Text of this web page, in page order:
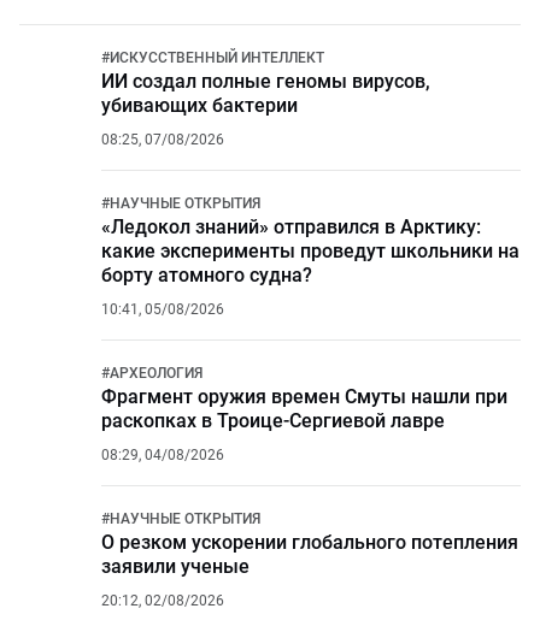
#ИСКУССТВЕННЫЙ ИНТЕЛЛЕКТ
ИИ создал полные геномы вирусов,
убивающих бактерии
08:25, 07/08/2026
#НАУЧНЫЕ ОТКРЫТИЯ
«Ледокол знаний» отправился в Арктику:
какие эксперименты проведут школьники на
борту атомного судна?
10:41, 05/08/2026
#АРХЕОЛОГИЯ
Фрагмент оружия времен Смуты нашли при
раскопках в Троице-Сергиевой лавре
08:29, 04/08/2026
#НАУЧНЫЕ ОТКРЫТИЯ
О резком ускорении глобального потепления
заявили ученые
20:12, 02/08/2026